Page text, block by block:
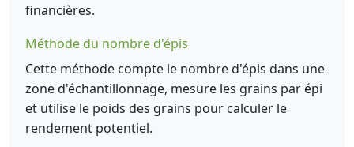
financières.
Méthode du nombre d'épis
Cette méthode compte le nombre d'épis dans une
zone d'échantillonnage, mesure les grains par épi
et utilise le poids des grains pour calculer le
rendement potentiel.